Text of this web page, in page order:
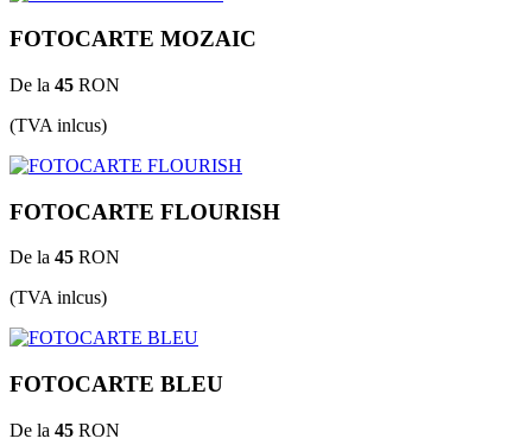
FOTOCARTE MOZAIC
De la 45 RON
(TVA inlcus)
FOTOCARTE FLOURISH
De la 45 RON
(TVA inlcus)
FOTOCARTE BLEU
De la 45 RON